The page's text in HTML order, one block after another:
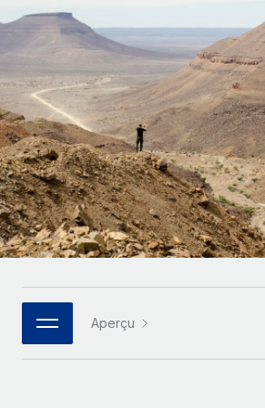
Intégrez et gérez vos freelances
Sous-traitez les opérations
INFRASTRUCTURE
Intégration Remote
Intégrez vos RH aux flux de travail
Plateforme
Des fonctions RH clés intégrées
Connectez n'importe quel outil d’IA à
notre MCP
Comparer Remote
Examinez notre service par rapport
CROISSANCE
Start-ups
Des solutions agiles et
paie des entreprises en pleine
Entreprises intermédiaires
Développez vos équipes avec des
mesure
Entreprise
Les RH à l’international pour les
pays
Calculateur de paiement des
Découvrez les devises disponibles
paiement pour vos freelances
APPRENDRE AVEC REMOTE
Recherche et guides
Études de cas
Checklists et modèles
Descriptions de postes
Nederlands
Français
Deutsch
Español
Italiano
Português (Portugal)
日本語
한국어
Connexion
Aperçu